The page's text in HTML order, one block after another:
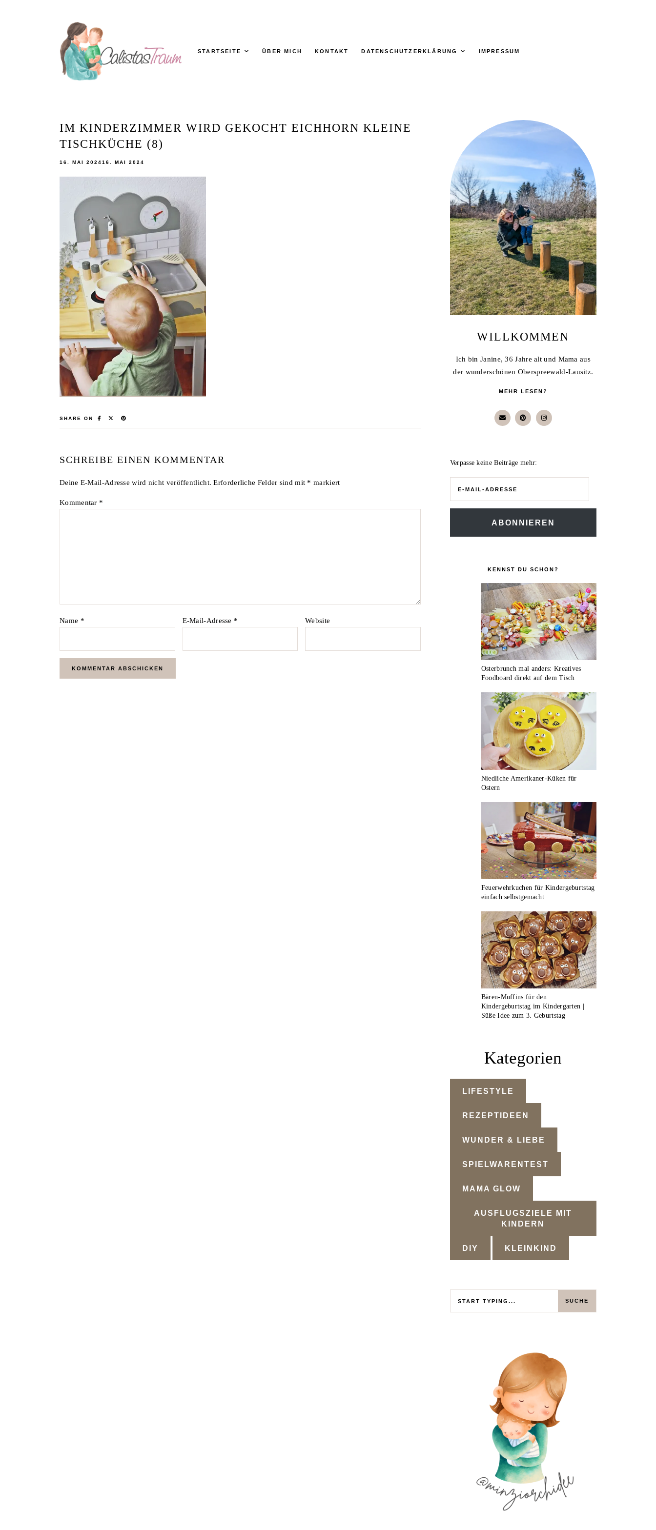
Traum
STARTSEITE ÜBER MICH KONTAKT DATENSCHUTZERKLÄRUNG IMPRESSUM
IM KINDERZIMMER WIRD GEKOCHT EICHHORN KLEINE
TISCHKÜCHE (8)
16. MAI 202416. MAI 2024
SHARE ON
SCHREIBE EINEN KOMMENTAR
Deine E-Mail-Adresse wird nicht veröffentlicht. Erforderliche Felder sind mit * markiert
Kommentar *
Name * E-Mail-Adresse * Website
WILLKOMMEN
Ich bin Janine, 36 Jahre alt und Mama aus
der wunderschönen Oberspreewald-Lausitz.
MEHR LESEN?
Verpasse keine Beiträge mehr:
Adresse
ABONNIEREN
KENNST DU SCHON?
Osterbrunch mal anders: Kreatives
Foodboard direkt auf dem Tisch
Niedliche Amerikaner-Küken für
Ostern
Feuerwehrkuchen für Kindergeburtstag
einfach selbstgemacht
Bären-Muffins für den
Kindergeburtstag im Kindergarten |
Süße Idee zum 3. Geburtstag
Kategorien
LIFESTYLE
REZEPTIDEEN
WUNDER & LIEBE
SPIELWARENTEST
MAMA GLOW
AUSFLUGSZIELE MIT
KINDERN
DIY KLEINKIND
SUCHE